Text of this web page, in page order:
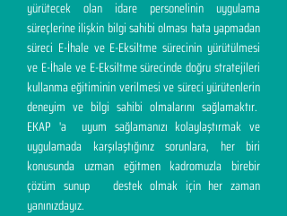
yürütecek olan idare personelinin uygulama
süreçlerine ilişkin bilgi sahibi olması hata yapmadan
süreci E-İhale ve E-Eksiltme sürecinin yürütülmesi
ve E-İhale ve E-Eksiltme sürecinde doğru stratejileri
kullanma eğitiminin verilmesi ve süreci yürütenlerin
deneyim ve bilgi sahibi olmalarını sağlamaktır.
EKAP 'a uyum sağlamanızı kolaylaştırmak ve
uygulamada karşılaştığınız sorunlara, her biri
konusunda uzman eğitmen kadromuzla birebir
çözüm sunup destek olmak için her zaman
yanınızdayız.